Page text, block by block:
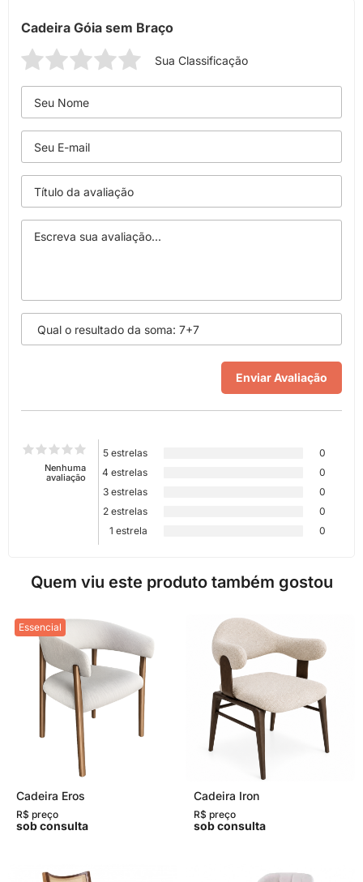
Cadeira Góia sem Braço
Sua Classificação
Nenhuma
avaliação
5 estrelas
0
4 estrelas
0
3 estrelas
0
2 estrelas
0
1 estrela
0
Quem viu este produto também gostou
Essencial
Cadeira Eros
R$ preço
sob consulta
Cadeira Iron
R$ preço
sob consulta